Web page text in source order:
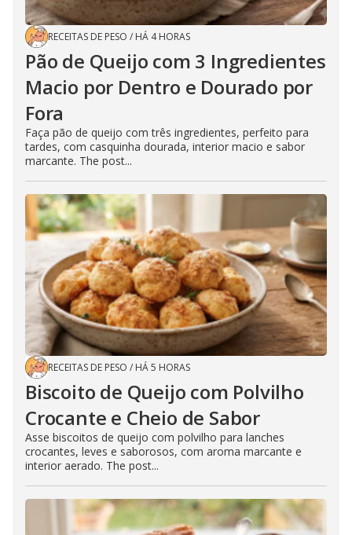
RECEITAS DE PESO / HÁ 4 HORAS
Pão de Queijo com 3 Ingredientes
Macio por Dentro e Dourado por
Fora
Faça pão de queijo com três ingredientes, perfeito para
tardes, com casquinha dourada, interior macio e sabor
marcante. The post...
RECEITAS DE PESO / HÁ 5 HORAS
Biscoito de Queijo com Polvilho
Crocante e Cheio de Sabor
Asse biscoitos de queijo com polvilho para lanches
crocantes, leves e saborosos, com aroma marcante e
interior aerado. The post...